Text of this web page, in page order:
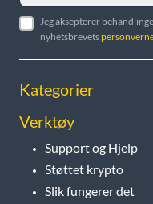
Jeg aksepterer
nyhetsbrevets
Kategorier
Verktøy
Support og Hjelp
Støttet krypto
Slik fungerer det